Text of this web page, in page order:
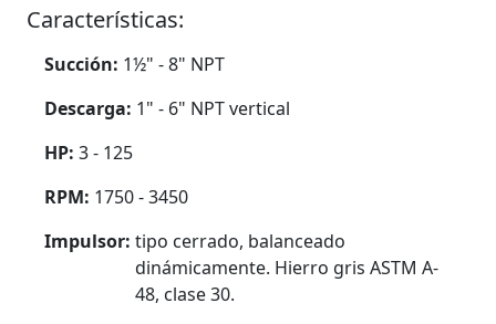
Características:
Succión: 1½" - 8" NPT
Descarga: 1" - 6" NPT vertical
HP: 3 - 125
RPM: 1750 - 3450
Impulsor: tipo cerrado, balanceado
dinámicamente. Hierro gris ASTM A-
48, clase 30.